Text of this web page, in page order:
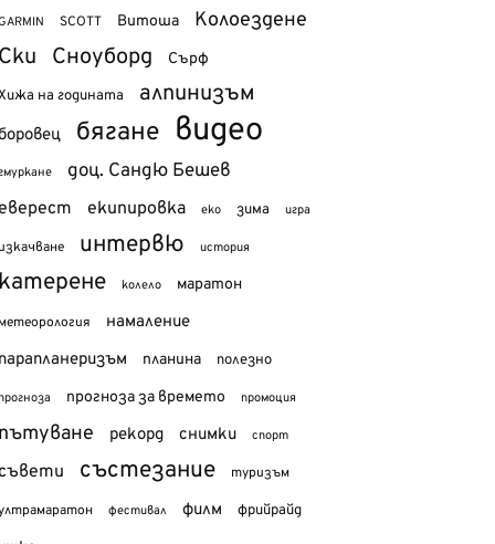
SCOTT Витоша Колоездене
Сноуборд Сърф
на годината алпинизъм
бягане видео
доц. Сандю Бешев
екипировка еко зима игра
интервю история
колело маратон
намаление
планина полезно
прогноза за времето промоция
рекорд снимки спорт
състезание туризъм
фестивал филм фрийрайд